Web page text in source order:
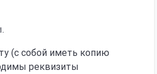
(с собой иметь копию
реквизиты